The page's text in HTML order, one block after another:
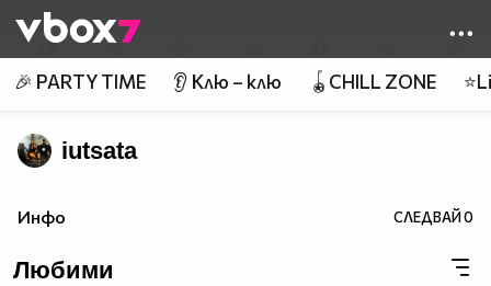
👾
🎉 PARTY TIME 👂 Клю – клю 🪀CHILL ZONE
iutsata
Инфо СЛЕДВАЙ0
Любими